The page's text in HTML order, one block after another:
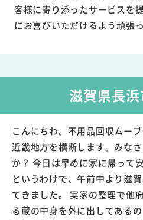
客様に寄り添ったサービスを
にお喜びいただけるよう頑張
滋賀県長
こんにちわ。不用品回収ムー
近畿地方を横断します。みな
か？ 今日は早めに家に帰って
というわけで、午前中より滋
てきました。 実家の整理で他
る蔵の中身を外に出してある